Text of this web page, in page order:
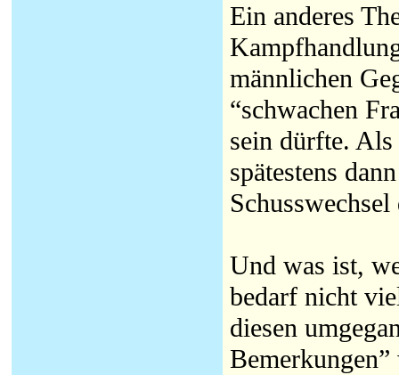
Ein anderes
männlichen
“schwachen
sein dürfte.
spätestens
Und was ist,
bedarf nicht
diesen